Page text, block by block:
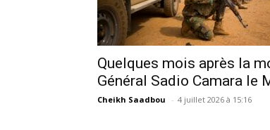
Quelques mois après la
Général Sadio Camara le
Cheikh Saadbou - 4 juillet 2026 à 15:16